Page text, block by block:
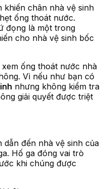
chân nhà vệ sinh
ống thoát nước.
đọng là một trong
cho nhà vệ sinh bốc
ống thoát nước nhà
Vì nếu như bạn có
nhưng không kiểm tra
giải quyết được triệt
đến nhà vệ sinh của
Hố ga đóng vai trò
khi chúng được